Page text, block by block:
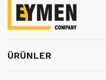
ÜRÜNLER